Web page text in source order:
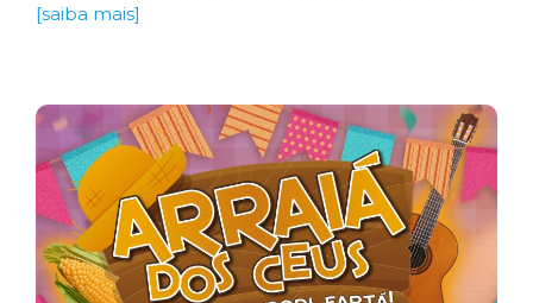
[saiba mais]